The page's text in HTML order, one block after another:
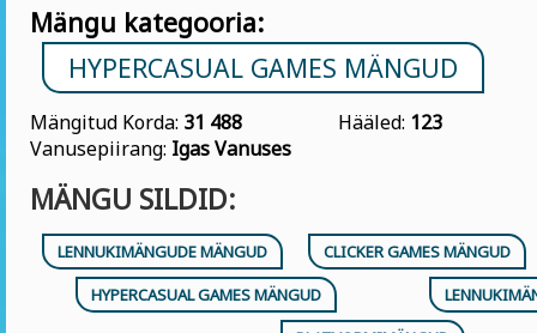
Mängu kategooria:
HYPERCASUAL GAMES MÄNGUD
Mängitud Korda: 31 488 Hääled: 123
Vanusepiirang: Igas Vanuses
MÄNGU SILDID:
LENNUKIMÄNGUDE MÄNGUD
CLICKER GAMES MÄNGUD
HYPERCASUAL GAMES MÄNGUD